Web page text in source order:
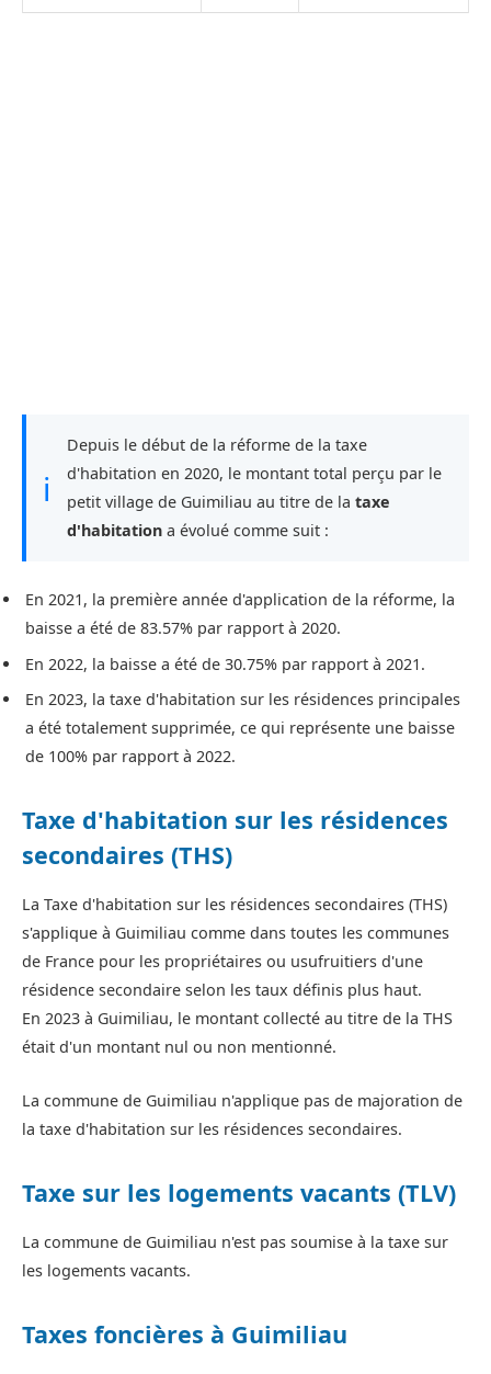
ℹ
Depuis le début de la réforme de la taxe
d'habitation en 2020, le montant total perçu par le
petit village de Guimiliau au titre de la taxe
d'habitation a évolué comme suit :
En 2021, la première année d'application de la réforme, la
baisse a été de 83.57% par rapport à 2020.
En 2022, la baisse a été de 30.75% par rapport à 2021.
En 2023, la taxe d'habitation sur les résidences principales
a été totalement supprimée, ce qui représente une baisse
de 100% par rapport à 2022.
Taxe d'habitation sur les résidences
secondaires (THS)
La Taxe d'habitation sur les résidences secondaires (THS)
s'applique à Guimiliau comme dans toutes les communes
de France pour les propriétaires ou usufruitiers d'une
résidence secondaire selon les taux définis plus haut.
En 2023 à Guimiliau, le montant collecté au titre de la THS
était d'un montant nul ou non mentionné.
La commune de Guimiliau n'applique pas de majoration de
la taxe d'habitation sur les résidences secondaires.
Taxe sur les logements vacants (TLV)
La commune de Guimiliau n'est pas soumise à la taxe sur
les logements vacants.
Taxes foncières à Guimiliau